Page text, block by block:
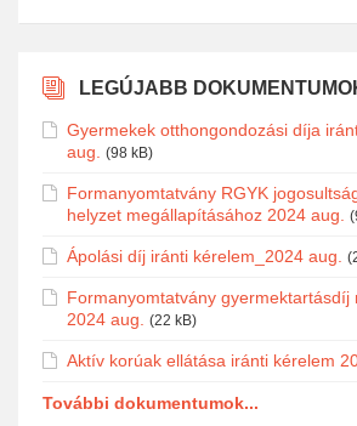
LEGÚJABB
Gyermekek otthongondozási díja
aug.
(98 kB)
Formanyomtatvány RGYK
helyzet megállapításához 2024 aug.
Ápolási díj iránti kérelem_2024 aug.
Formanyomtatvány gyermektartásdíj
2024 aug.
(22 kB)
Aktív korúak ellátása iránti kérelem
További dokumentumok...